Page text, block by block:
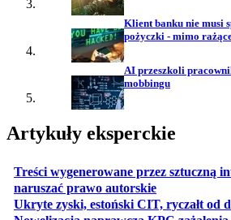
Klient banku nie musi
pożyczki - mimo
AI przeszkoli
mobbingu
Artykuły eksperckie
Treści wygenerowane przez sztuczną
naruszać prawo autorskieotwiera się w
Ukryte zyski, estoński CIT, ryczałt od